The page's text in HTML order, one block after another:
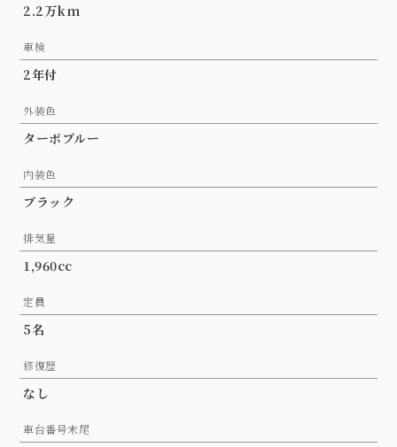
2.2万km
車検
2年付
外装色
ターボブルー
内装色
ブラック
排気量
1,960cc
定員
5名
修復歴
なし
車台番号末尾